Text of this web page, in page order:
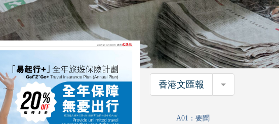
香港文匯報 香港文匯報
A01：要聞